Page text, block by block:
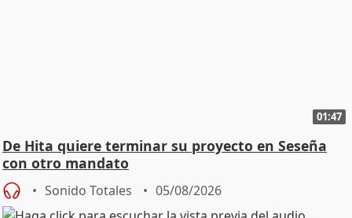
01:47
De Hita quiere terminar su proyecto en Seseña
con otro mandato
Sonido Totales 05/08/2026